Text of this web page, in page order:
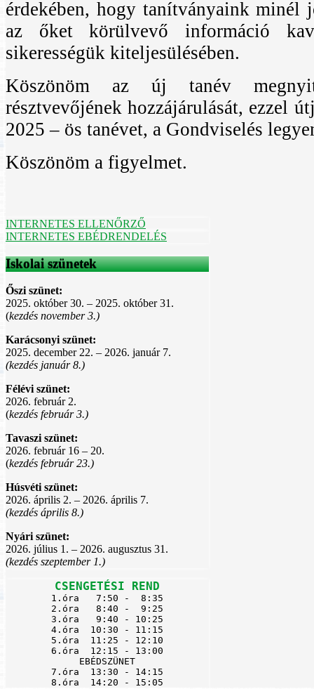
érdekében, hogy tanítványaink minél
az őket körülvevő információ
sikerességük kiteljesülésében.
Köszönöm az új tanév
résztvevőjének hozzájárulását, ezzel
2025 – ös tanévet, a Gondviselés
Köszönöm a figyelmet.
INTERNETES ELLENŐRZŐ
INTERNETES EBÉDRENDELÉS
Iskolai szünetek
Őszi szünet:
2025. október 30. – 2025. október 31.
(kezdés november 3.)
Karácsonyi szünet:
2025. december 22. – 2026. január 7.
(kezdés január 8.)
Félévi szünet:
2026. február 2.
(kezdés február 3.)
Tavaszi szünet:
2026. február 16 – 20.
(kezdés február 23.)
Húsvéti szünet:
2026. április 2. – 2026. április 7.
(kezdés április 8.)
Nyári szünet:
2026. július 1. – 2026. augusztus 31.
(kezdés szeptember 1.)
CSENGETÉSI REND
1.óra   7:50 -  8:35
2.óra   8:40 -  9:25
3.óra   9:40 - 10:25
4.óra  10:30 - 11:15
5.óra  11:25 - 12:10
6.óra  12:15 - 13:00
EBÉDSZÜNET
7.óra  13:30 - 14:15
8.óra  14:20 - 15:05